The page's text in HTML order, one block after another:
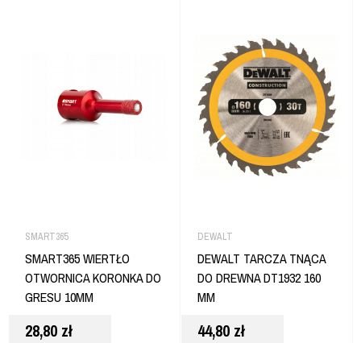
SMART365
SMART365 WIERTŁO
OTWORNICA KORONKA DO
GRESU 10MM
28,80 zł
DEWALT
DEWALT TARCZA TNĄCA
DO DREWNA DT1932 160
MM
44,80 zł